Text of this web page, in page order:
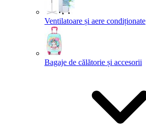
Ventilatoare și aere condiționate
Bagaje de călătorie și accesorii